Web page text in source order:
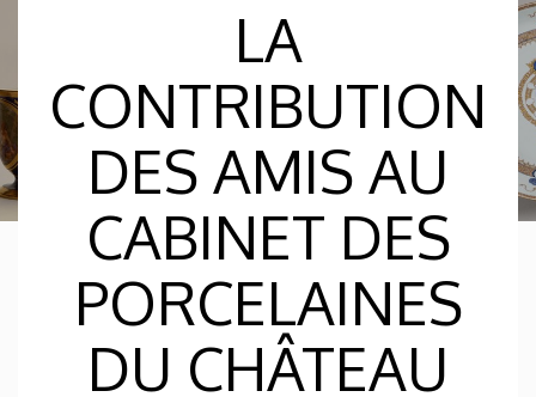
LA
CONTRIBUTION
DES AMIS AU
CABINET DES
PORCELAINES
DU CHÂTEAU